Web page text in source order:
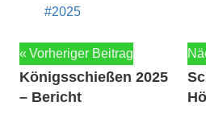
2025
Vorheriger Beitrag
Königsschießen 2025
– Bericht